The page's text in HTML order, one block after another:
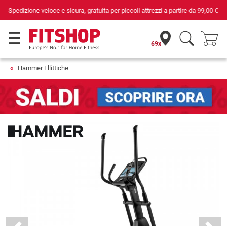
Da 42 anni i tuoi esperti di fiducia per il fitness domestico
69x
Hammer Ellittiche